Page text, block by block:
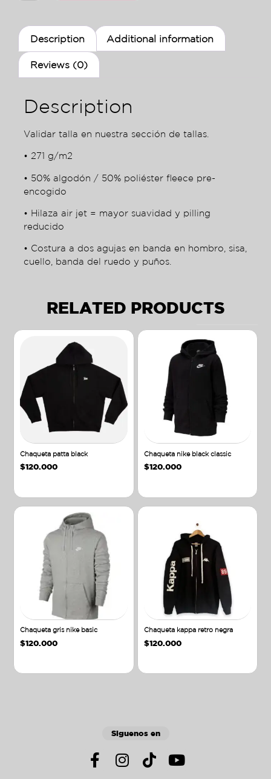
Description Additional information
Reviews (0)
Description
Validar talla en nuestra sección de tallas.
• 271 g/m2
• 50% algodón / 50% poliéster fleece pre-
encogido
• Hilaza air jet = mayor suavidad y pilling
reducido
• Costura a dos agujas en banda en hombro, sisa,
cuello, banda del ruedo y puños.
RELATED PRODUCTS
Chaqueta patta black
$120.000
Chaqueta nike black classic
$120.000
Chaqueta gris nike basic
$120.000
Chaqueta kappa retro negra
$120.000
Siguenos en